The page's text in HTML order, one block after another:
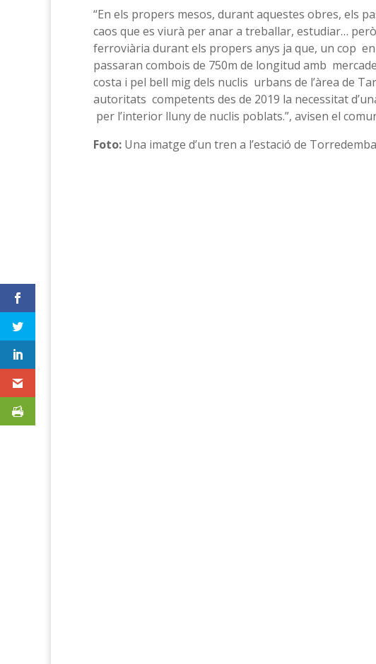
“En els propers mesos, durant aquestes obres, els
caos que es viurà per anar a treballar, estudiar…
ferroviària durant els propers anys ja que, un cop
passaran combois de 750m de longitud amb
costa i pel bell mig dels nuclis urbans de l’àrea de
autoritats competents des de 2019 la necessitat
per l’interior lluny de nuclis poblats.”, avisen el
Foto: Una imatge d’un tren a l’estació de